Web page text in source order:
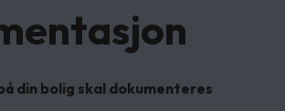
din bolig skal dokumenteres